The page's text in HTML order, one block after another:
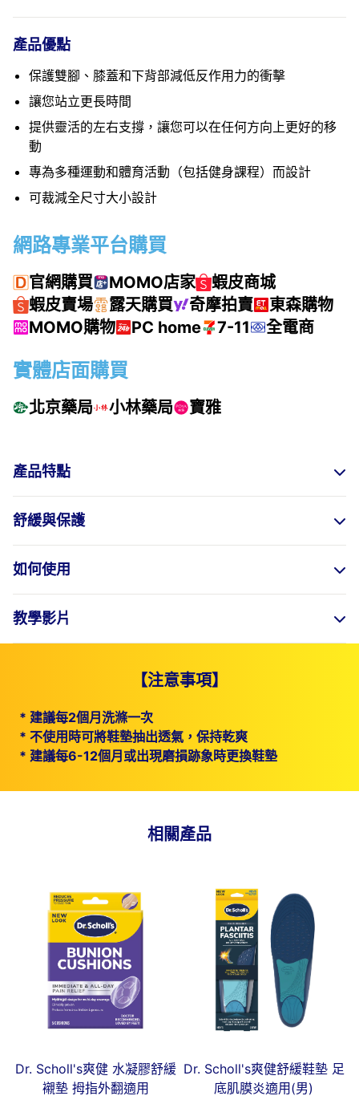
產品優點
保護雙腳、膝蓋和下背部減低反作用力的衝擊
讓您站立更長時間
提供靈活的左右支撐，讓您可以在任何方向上更好的移
動
專為多種運動和體育活動（包括健身課程）而設計
可裁減全尺寸大小設計
網路專業平台購買
官網購買 MOMO店家
蝦皮商城
蝦皮賣場
露天購買 奇摩拍賣
東森購物
MOMO購物
PC home 7-11 全電商
實體店面購買
北京藥局 小林藥局 寶雅
產品特點
舒緩與保護
如何使用
教學影片
【注意事項】
* 建議每2個月洗滌一次
* 不使用時可將鞋墊抽出透氣，保持乾爽
* 建議每6-12個月或出現磨損跡象時更換鞋墊
相關產品
Dr. Scholl's爽健 水凝膠舒緩
襯墊 拇指外翻適用
Dr. Scholl's爽健舒緩鞋墊 足
底肌膜炎適用(男)